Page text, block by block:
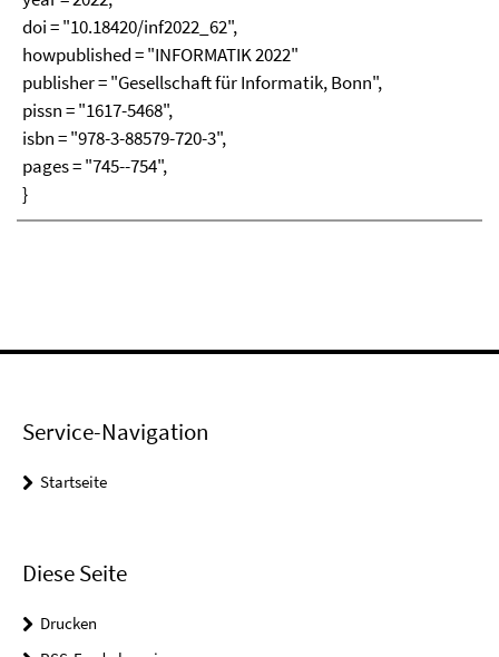
doi = "10.18420/inf2022_62",
howpublished = "INFORMATIK 2022"
publisher = "Gesellschaft für Informatik, Bonn",
pissn = "1617-5468",
isbn = "978-3-88579-720-3",
pages = "745--754",
}
Service-Navigation
Startseite
Diese Seite
Drucken